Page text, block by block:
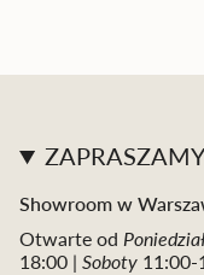
Showroom w
Otwarte od
18:00 | Soboty 11:00-